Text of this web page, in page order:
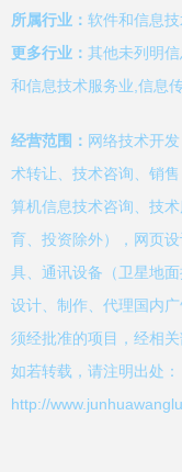
所属行业： 软件和信息
更多行业： 其他未列明
和信息技术服务业,信息
经营范围： 网络技术开
术转让、技术咨询、销
算机信息技术咨询、技
育、投资除外），网页
具、通讯设备（卫星地
设计、制作、代理国内
须经批准的项目，经相
如若转载，请注明出处：
http://